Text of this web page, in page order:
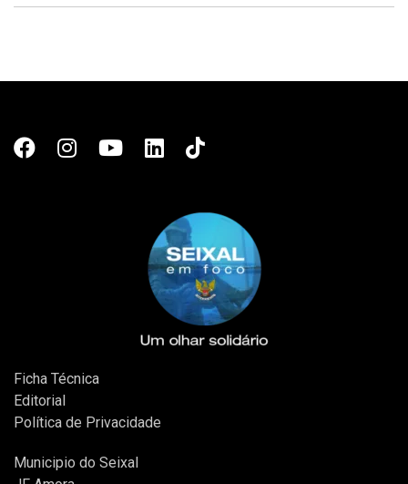
Ficha Técnica
Editorial
Política de Privacidade
Municipio do Seixal